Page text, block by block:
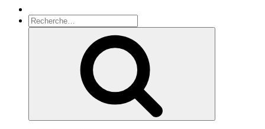
Recherche
pour